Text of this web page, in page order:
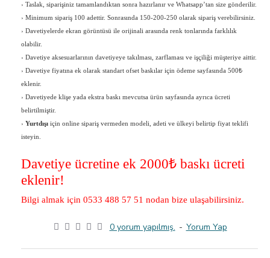
› Taslak, siparişiniz tamamlandıktan sonra hazırlanır ve Whatsapp’tan size gönderilir.
› Minimum sipariş 100 adettir. Sonrasında 150-200-250 olarak sipariş verebilirsiniz.
› Davetiyelerde ekran görüntüsü ile orijinali arasında renk tonlarında farklılık
olabilir.
› Davetiye aksesuarlarının davetiyeye takılması, zarflaması ve işçiliği müşteriye aittir.
› Davetiye fiyatına ek olarak standart ofset baskılar için ödeme sayfasında 500₺
eklenir.
› Davetiyede klişe yada ekstra baskı mevcutsa ürün sayfasında ayrıca ücreti
belirtilmiştir.
› Yurtdışı için online sipariş vermeden modeli, adeti ve ülkeyi belirtip fiyat teklifi
isteyin.
Davetiye ücretine ek 2000₺ baskı ücreti
eklenir!
Bilgi almak için 0533 488 57 51 nodan bize ulaşabilirsiniz.
0 yorum yapılmış. - Yorum Yap